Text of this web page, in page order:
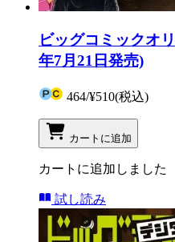
ビッグコミックオ
年7月21日発売)
464/¥510(税込)
カートに追加
カートに追加しました
試し読み